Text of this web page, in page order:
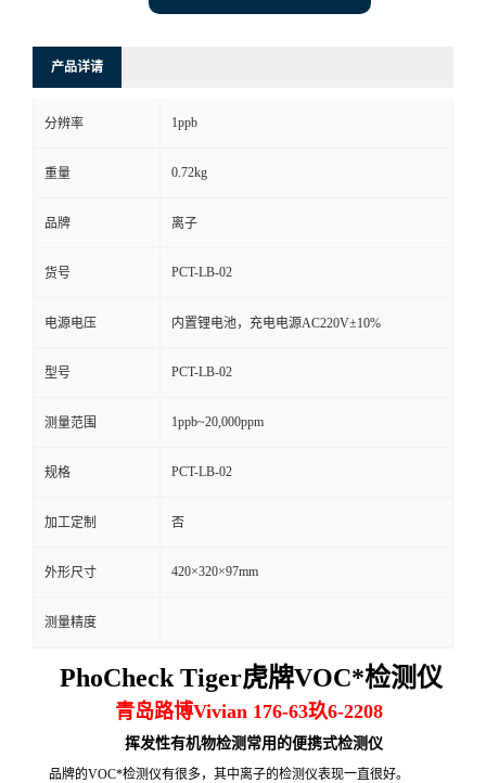
系
言
产品详请
分辨率 1ppb
重量 0.72kg
品牌 离子
货号 PCT-LB-02
电源电压 内置锂电池，充电电源AC220V±10%
型号 PCT-LB-02
测量范围 1ppb~20,000ppm
规格 PCT-LB-02
加工定制 否
外形尺寸 420×320×97mm
测量精度
PhoCheck Tiger虎牌VOC*检测仪
青岛路博Vivian 176-63玖6-2208
挥发性有机物检测常用的便携式检测仪
品牌的VOC*检测仪有很多，其中离子的检测仪表现一直很好。